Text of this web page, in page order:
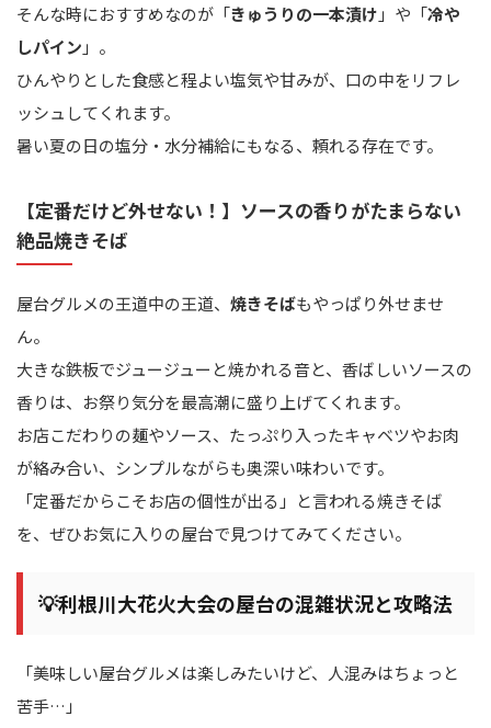
そんな時におすすめなのが「きゅうりの一本漬け 」や「冷や
しパイン 」。
ひんやりとした食感と程よい塩気や甘みが、口の中をリフレ
ッシュしてくれます。
暑い夏の日の塩分・水分補給にもなる、頼れる存在です。
【定番だけど外せない！】ソースの香りがたまらない
絶品焼きそば
屋台グルメの王道中の王道、 焼きそばもやっぱり外せませ
ん。
大きな鉄板でジュージューと焼かれる音と、香ばしいソースの
香りは、お祭り気分を最高潮に盛り上げてくれます。
お店こだわりの麺やソース、たっぷり入ったキャベツやお肉
が絡み合い、シンプルながらも奥深い味わいです。
「定番だからこそお店の個性が出る」と言われる焼きそば
を、ぜひお気に入りの屋台で見つけてみてください。
💡利根川大花火大会の屋台の混雑状況と攻略法
「美味しい屋台グルメは楽しみたいけど、人混みはちょっと
苦手…」